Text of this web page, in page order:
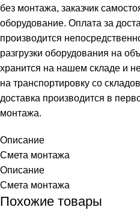
без монтажа, заказчик
оборудование. Оплата за
производится
разгрузки оборудования на
хранится на нашем складе и
на транспортировку со
доставка производится в
монтажа.
Описание
Смета монтажа
Описание
Смета монтажа
Похожие товары